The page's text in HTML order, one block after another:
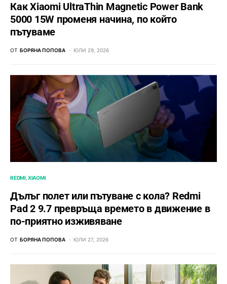
Как Xiaomi UltraThin Magnetic Power Bank
5000 15W променя начина, по който
пътуваме
ОТ БОРЯНА ПОПОВА ЮЛИ 29, 2026
REDMI XIAOMI
Дълъг полет или пътуване с кола? Redmi
Pad 2 9.7 превръща времето в движение в
по-приятно изживяване
ОТ БОРЯНА ПОПОВА ЮЛИ 27, 2026